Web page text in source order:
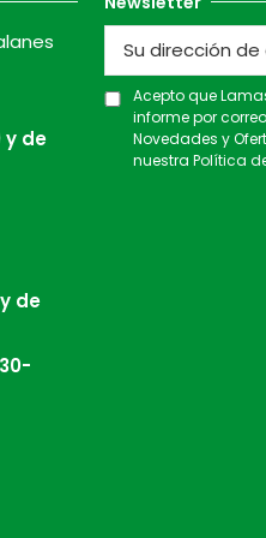
y de
de
Acepto que
informe por
Novedades y
nuestraPolítica